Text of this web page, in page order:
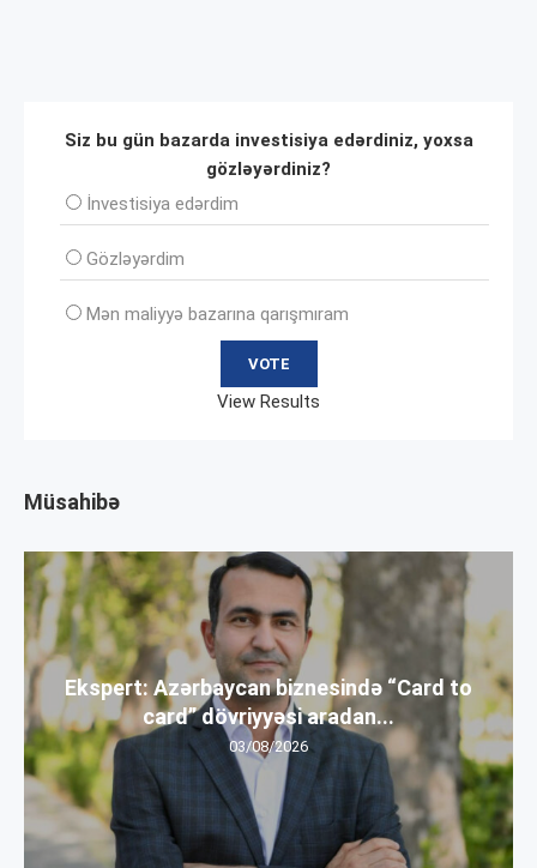
Siz bu gün bazarda investisiya edərdiniz, yoxsa
gözləyərdiniz?
İnvеstisiya edərdim
Gözləyərdim
Mən maliyyə bazarına qarışmıram
View Results
Müsahibə
Ekspert: Azərbaycan biznesində “Card to
card” dövriyyəsi aradan...
03/08/2026